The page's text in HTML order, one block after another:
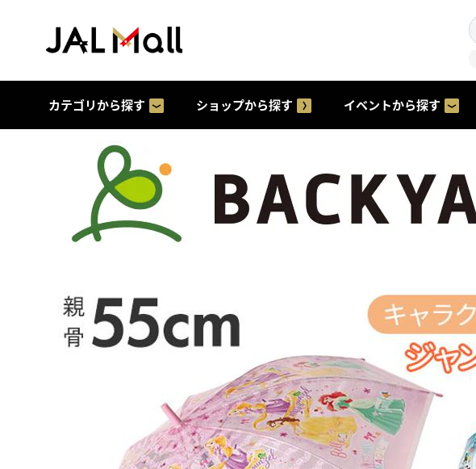
カテゴリから探す ショップから探す イベントから探す